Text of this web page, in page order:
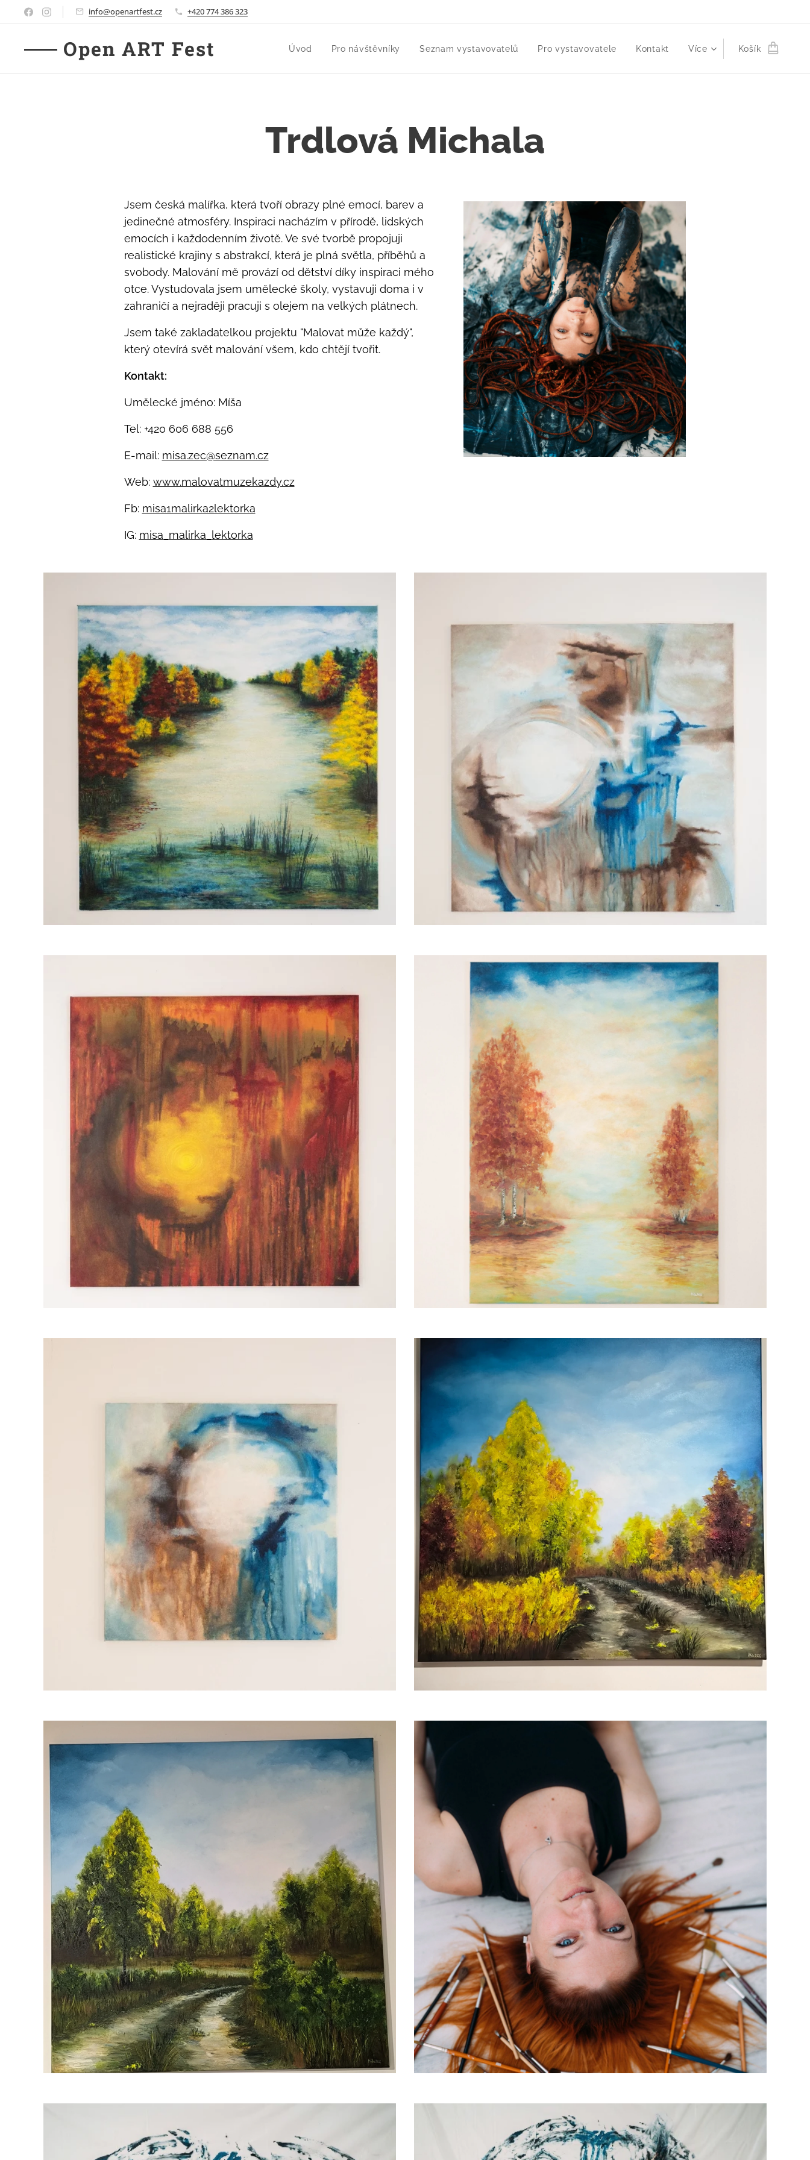
info@openartfest.cz +420 774 386 323
Open ART Fest Úvod Pro návštěvníky Seznam vystavovatelů Pro vystavovatele Kontakt Více Košík
Trdlová Michala
Jsem česká malířka, která tvoří obrazy plné emocí, barev a
jedinečné atmosféry. Inspiraci nacházím v přírodě, lidských
emocích i každodenním životě. Ve své tvorbě propojuji
realistické krajiny s abstrakcí, která je plná světla, příběhů a
svobody. Malování mě provází od dětství díky inspiraci mého
otce. Vystudovala jsem umělecké školy, vystavuji doma i v
zahraničí a nejraději pracuji s olejem na velkých plátnech.
Jsem také zakladatelkou projektu "Malovat může každý",
který otevírá svět malování všem, kdo chtějí tvořit.
Kontakt:
Umělecké jméno: Míša
Tel: +420 606 688 556
E-mail: misa.zec@seznam.cz
Web: www.malovatmuzekazdy.cz
Fb: misa1malirka2lektorka
IG: misa_malirka_lektorka